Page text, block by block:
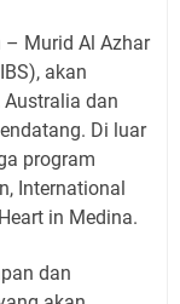
– Murid Al Azhar
akan
dan
Di luar
program
International
in Medina.
dan